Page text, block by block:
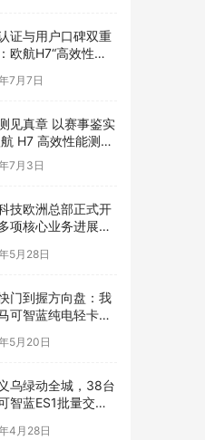
证与用户口碑双重
欧航H7“高效性能”
7月7日
见真章 以赛事鉴实
H7 高效性能测试
7月3日
技欧洲总部正式开
项核心业务进展发
5月28日
门到握方向盘：我
可智蓝纯电轻卡相
的心里话
智蓝ES1批量交付
递物流大客户